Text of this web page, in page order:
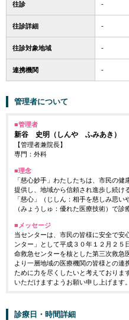
往診 -
往診詳細 -
往診対象地域 -
連携機関 -
管理者について
■管理者
新谷 史明 （しんや ふみあき）
【管理者兼院長】
専門：外科
■理念
「慈心妙手」わたしたちは、市民の
提供し、地域から信頼され進歩し続け
「慈心」（じしん：相手を慈しみ思い
（みょうしゅ：優れた医療技術）で診
■メッセージ
当センターは、市民の皆様に安全で安
ンター」として平成３０年１２月２５
命救急センターを核とした第三次救急
より一層地域の医療機関の皆様との連
ために力を尽くしたいと考えておりま
いただけますようお願い申し上げます。
診療日・時間詳細